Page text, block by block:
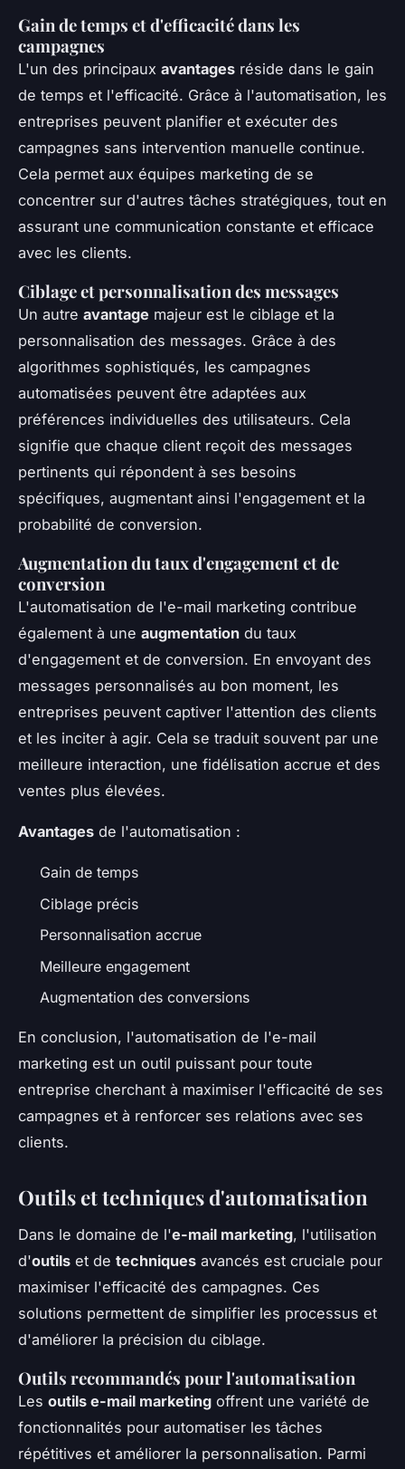
Gain de temps et d'efficacité dans les
campagnes
L'un des principaux avantages réside dans le gain
de temps et l'efficacité. Grâce à l'automatisation, les
entreprises peuvent planifier et exécuter des
campagnes sans intervention manuelle continue.
Cela permet aux équipes marketing de se
concentrer sur d'autres tâches stratégiques, tout en
assurant une communication constante et efficace
avec les clients.
Ciblage et personnalisation des messages
Un autre avantage majeur est le ciblage et la
personnalisation des messages. Grâce à des
algorithmes sophistiqués, les campagnes
automatisées peuvent être adaptées aux
préférences individuelles des utilisateurs. Cela
signifie que chaque client reçoit des messages
pertinents qui répondent à ses besoins
spécifiques, augmentant ainsi l'engagement et la
probabilité de conversion.
Augmentation du taux d'engagement et de
conversion
L'automatisation de l'e-mail marketing contribue
également à une augmentation du taux
d'engagement et de conversion. En envoyant des
messages personnalisés au bon moment, les
entreprises peuvent captiver l'attention des clients
et les inciter à agir. Cela se traduit souvent par une
meilleure interaction, une fidélisation accrue et des
ventes plus élevées.
Avantages de l'automatisation :
Gain de temps
Ciblage précis
Personnalisation accrue
Meilleure engagement
Augmentation des conversions
En conclusion, l'automatisation de l'e-mail
marketing est un outil puissant pour toute
entreprise cherchant à maximiser l'efficacité de ses
campagnes et à renforcer ses relations avec ses
clients.
Outils et techniques d'automatisation
Dans le domaine de l'e-mail marketing, l'utilisation
d'outils et de techniques avancés est cruciale pour
maximiser l'efficacité des campagnes. Ces
solutions permettent de simplifier les processus et
d'améliorer la précision du ciblage.
Outils recommandés pour l'automatisation
Les outils e-mail marketing offrent une variété de
fonctionnalités pour automatiser les tâches
répétitives et améliorer la personnalisation. Parmi